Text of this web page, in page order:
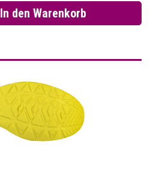
In den Warenkorb